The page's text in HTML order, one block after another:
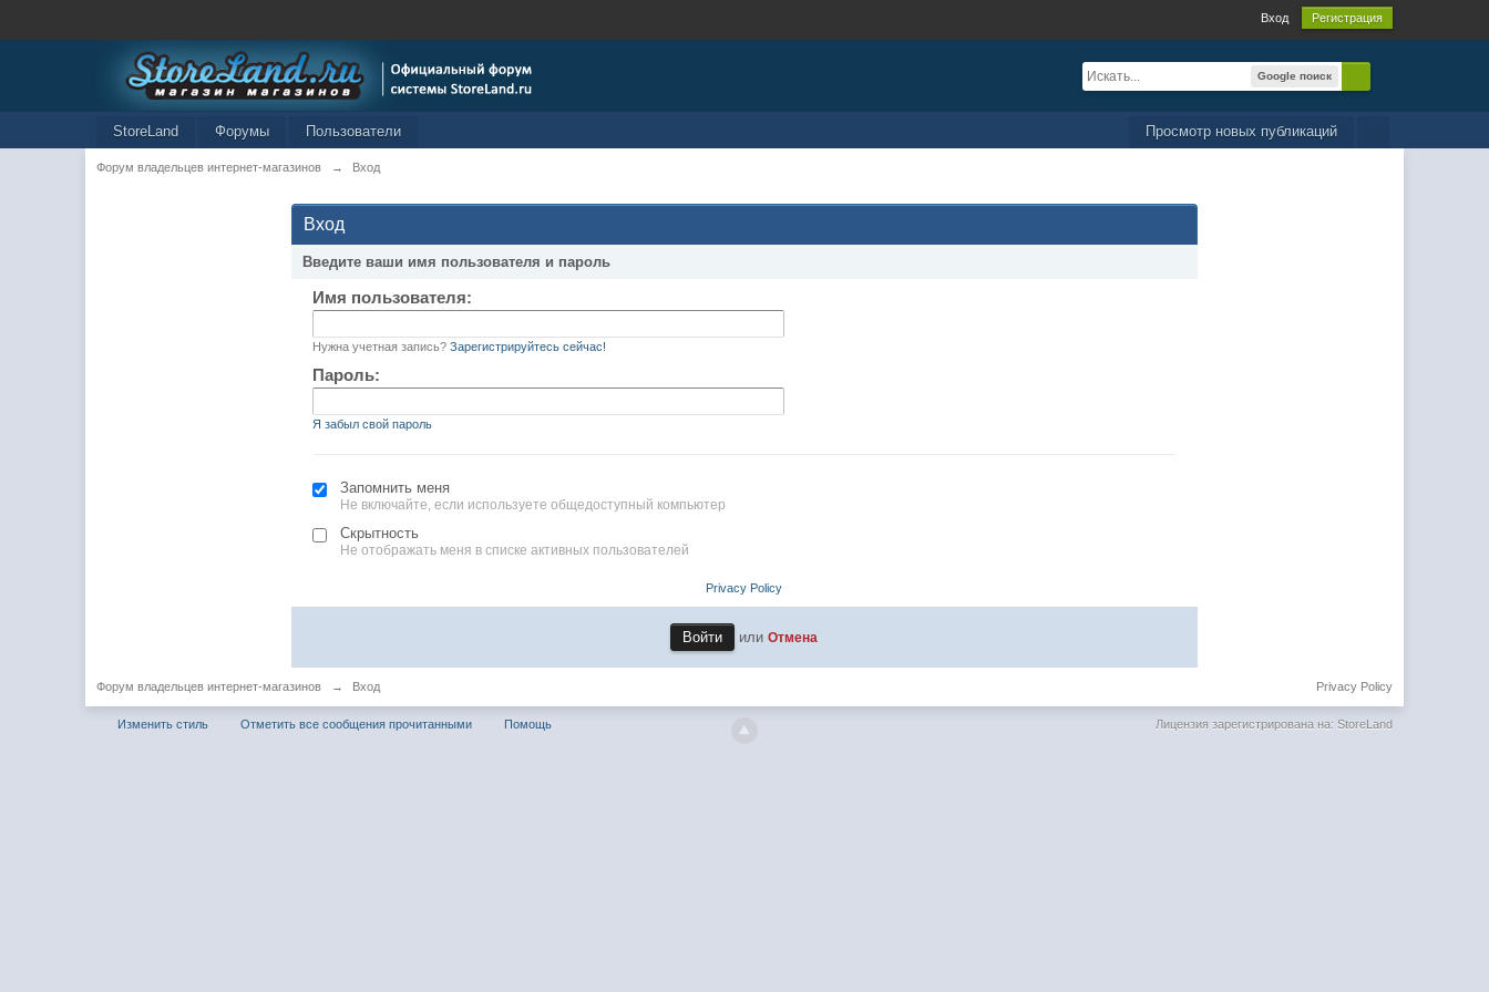
Вход Регистрация
Google поиск
Просмотр новых публикаций
StoreLand Форумы Пользователи
Форум владельцев интернет-магазинов → Вход
Вход
Введите ваши имя пользователя и пароль
Имя пользователя:
Нужна учетная запись? Зарегистрируйтесь сейчас!
Пароль:
Я забыл свой пароль
Запомнить меня
Не включайте, если используете общедоступный компьютер
Скрытность
Не отображать меня в списке активных пользователей
Privacy Policy
илиОтмена
Форум владельцев интернет-магазинов → Вход Privacy Policy
Изменить стиль Отметить все сообщения прочитанными Помощь Лицензия зарегистрирована на: StoreLand